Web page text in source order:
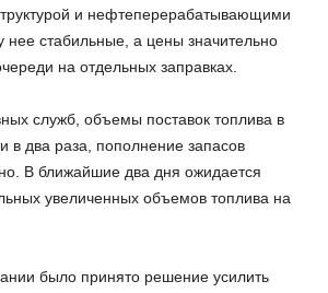
и нефтеперерабатывающими
нее стабильные, а цены значительно
на отдельных заправках.
служб, объемы поставок топлива в
в два раза, пополнение запасов
В ближайшие два дня ожидается
увеличенных объемов топлива на
было принято решение усилить